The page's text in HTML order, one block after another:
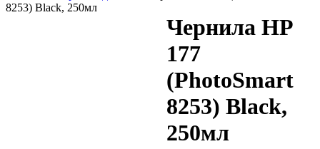
8253) Black, 250мл
Чернила HP
177
(PhotoSmart
8253) Black,
250мл